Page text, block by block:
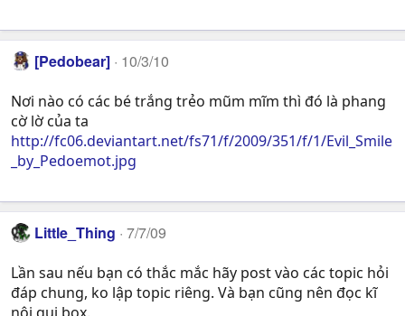
[Pedobear] 10/3/10
Nơi nào có các bé trắng trẻo mũm mĩm thì đó là phang
cờ lờ của ta
http://fc06.deviantart.net/fs71/f/2009/351/f/1/Evil_Smile
_by_Pedoemot.jpg
Little_Thing 7/7/09
Lần sau nếu bạn có thắc mắc hãy post vào các topic hỏi
đáp chung, ko lập topic riêng. Và bạn cũng nên đọc kĩ